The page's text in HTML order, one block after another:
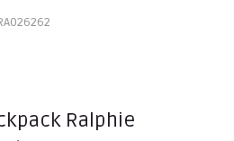
Ralphie